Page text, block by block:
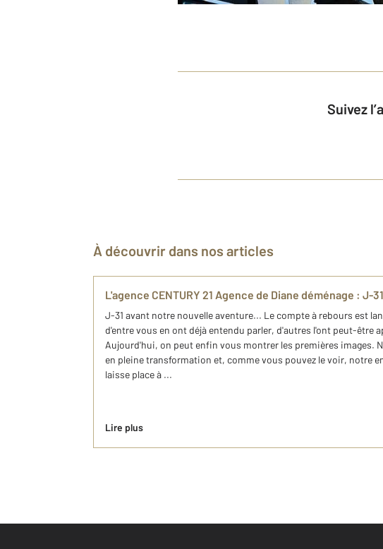
Suivez
À découvrir dans nos articles
L'agence CENTURY 21 Agence de Diane déménage : J-31
J-31 avant notre nouvelle aventure... Le compte à rebours est
d'entre vous en ont déjà entendu parler, d'autres l'ont peut-être
Aujourd'hui, on peut enfin vous montrer les premières images.
en pleine transformation et, comme vous pouvez le voir, notre
laisse place à ...
Lire plus